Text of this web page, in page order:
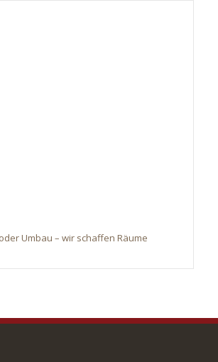
Umbau – wir schaffen Räume